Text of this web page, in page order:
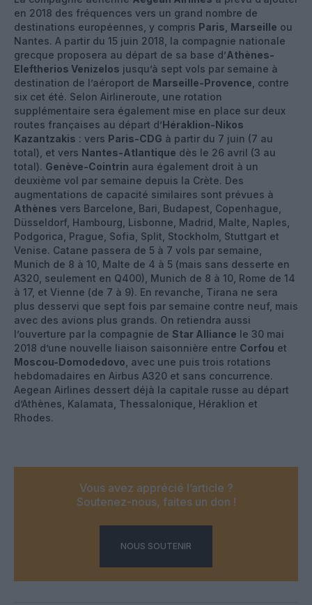
en 2018 des fréquences vers un grand nombre de
destinations européennes, y compris Paris Marseille ou
Nantes. A partir du 15 juin 2018, la compagnie nationale
grecque proposera au départ de sa base d’Athènes-
Eleftherios Venizelos jusqu’à sept vols par semaine à
destination de l’aéroport de Marseille-Provence , contre
six cet été. Selon Airlineroute, une rotation
supplémentaire sera également mise en place sur deux
routes françaises au départ d’Héraklion-Nikos
Kazantzakis : vers Paris-CDG à partir du 7 juin (7 au
total), et vers Nantes-Atlantique dès le 26 avril (3 au
total). Genève-Cointrin aura également droit à un
deuxième vol par semaine depuis la Crète. Des
augmentations de capacité similaires sont prévues à
Athènes vers Barcelone, Bari, Budapest, Copenhague,
Düsseldorf, Hambourg, Lisbonne, Madrid, Malte, Naples,
Podgorica, Prague, Sofia, Split, Stockholm, Stuttgart et
Venise. Catane passera de 5 à 7 vols par semaine,
Munich de 8 à 10, Malte de 4 à 5 (mais sans desserte en
A320, seulement en Q400), Munich de 8 à 10, Rome de 14
à 17, et Vienne (de 7 à 9). En revanche, Tirana ne sera
plus desservi que sept fois par semaine contre neuf, mais
avec des avions plus grands. On retiendra aussi
l’ouverture par la compagnie de Star Alliance le 30 mai
2018 d’une nouvelle liaison saisonnière entre Corfou et
Moscou-Domodedovo , avec une puis trois rotations
hebdomadaires en Airbus A320 et sans concurrence.
Aegean Airlines dessert déjà la capitale russe au départ
d’Athènes, Kalamata, Thessalonique, Héraklion et
Rhodes.
Vous avez apprécié l’article ?
Soutenez-nous, faites un don !
NOUS SOUTENIR